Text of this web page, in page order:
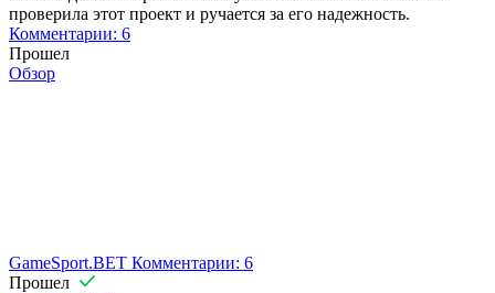
проверила этот проект и ручается за его надежность.
Комментарии: 6
Прошел
Обзор
GameSport.BET Комментарии: 6
Прошел